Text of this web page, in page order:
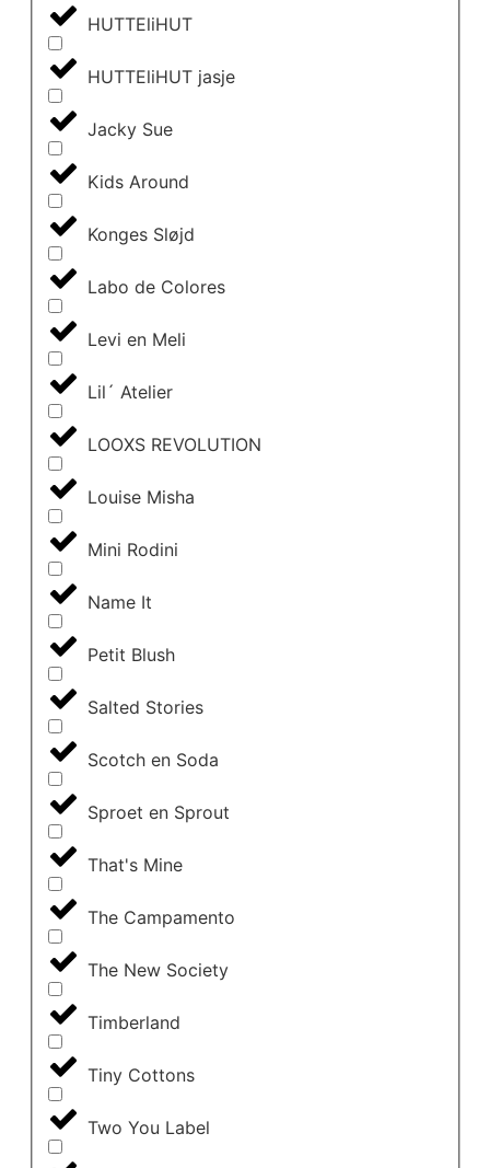
HUTTEliHUT
HUTTEliHUT jasje
Jacky Sue
Kids Around
Konges Sløjd
Labo de Colores
Levi en Meli
Lil´ Atelier
LOOXS REVOLUTION
Louise Misha
Mini Rodini
Name It
Petit Blush
Salted Stories
Scotch en Soda
Sproet en Sprout
That's Mine
The Campamento
The New Society
Timberland
Tiny Cottons
Two You Label